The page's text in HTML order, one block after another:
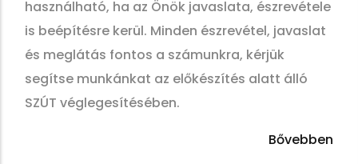
használható, ha az Önök javaslata, észrevétele
is beépítésre kerül. Minden észrevétel, javaslat
és meglátás fontos a számunkra, kérjük
segítse munkánkat az előkészítés alatt álló
SZÚT véglegesítésében.
Bővebben